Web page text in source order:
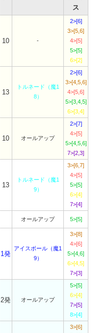
ス
10 -
2>[6]
3>[5,6]
4>[5]
5>[5]
6>[2]
13
トルネード（魔1
8）
2>[6]
3>[4,5,6]
4>[5,6]
5>[3,4,5]
6>[3,4]
10 オールアップ
2>[7]
4>[5]
5>[4,5,6]
7>[2,3]
13
トルネード（魔1
9）
3>[6,7]
4>[5]
5>[5]
6>[4]
7>[4]
オールアップ 5>[5]
1発
アイスボール（魔1
9）
3>[8]
4>[6]
5>[4,6]
6>[4,5]
7>[3]
2発 オールアップ
5>[5]
6>[4]
7>[5]
8>[4]
3>[6]